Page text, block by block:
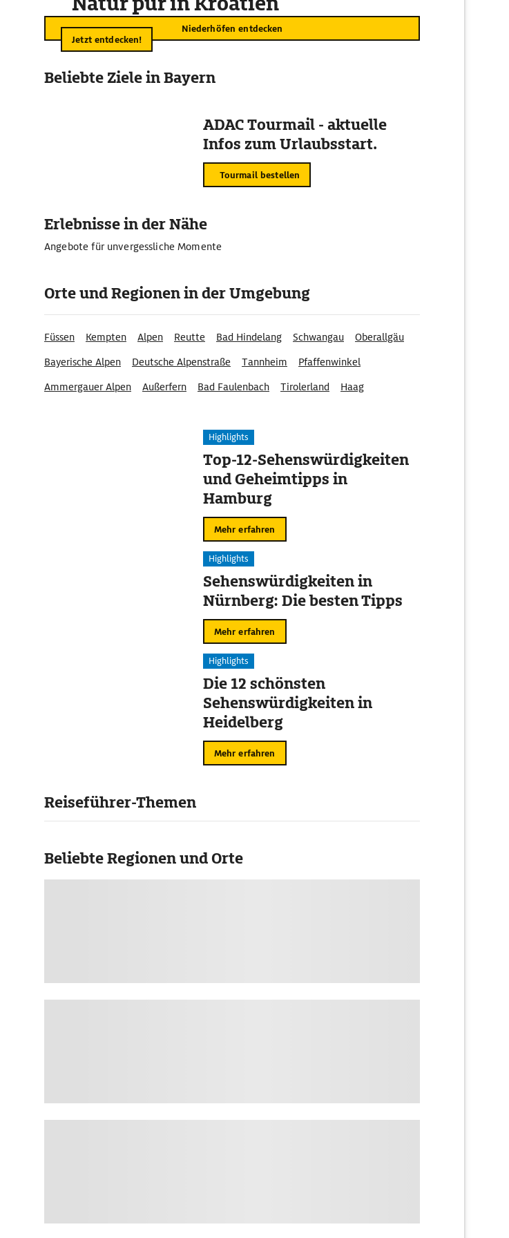
Niederhöfen entdecken
Jetzt entdecken!
Beliebte Ziele in Bayern
ADAC Tourmail - aktuelle
Infos zum Urlaubsstart.
Tourmail bestellen
Erlebnisse in der Nähe
Angebote für unvergessliche Momente
Orte und Regionen in der Umgebung
Füssen Kempten Alpen Reutte Bad Hindelang Schwangau
Oberallgäu
Bayerische Alpen
Deutsche Alpenstraße Tannheim
Pfaffenwinkel
Ammergauer Alpen
Außerfern Bad Faulenbach Tirolerland Haag
Highlights
Top-12-Sehenswürdigkeiten
und Geheimtipps in
Hamburg
Mehr erfahren
Highlights
Sehenswürdigkeiten in
Nürnberg: Die besten Tipps
Mehr erfahren
Highlights
Die 12 schönsten
Sehenswürdigkeiten in
Heidelberg
Mehr erfahren
Reiseführer-Themen
Beliebte Regionen und Orte